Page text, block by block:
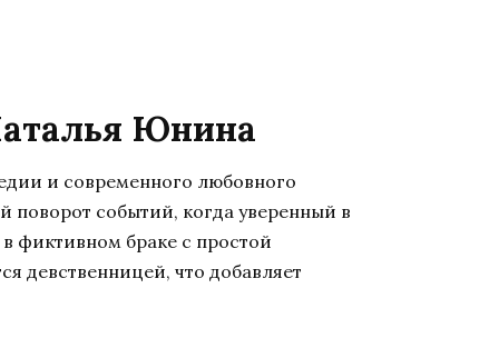
Юнина
и современного любовного
поворот событий, когда уверенный в
фиктивном браке с простой
девственницей, что добавляет